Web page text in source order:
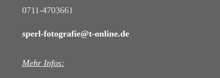
0711-4703661
sperl-fotografie@t-online.de
Mehr Infos: